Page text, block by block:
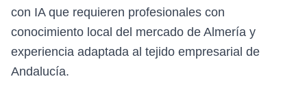
con IA que requieren profesionales con
conocimiento local del mercado de Almería y
experiencia adaptada al tejido empresarial de
Andalucía.